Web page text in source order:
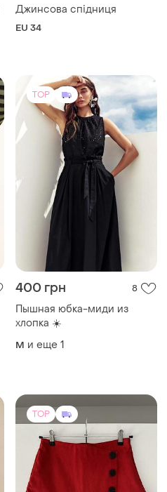
Джинсова спідниця
EU 34
TOP
400 грн 8
Пышная юбка-миди из
хлопка ☀️
M и еще 1
TOP